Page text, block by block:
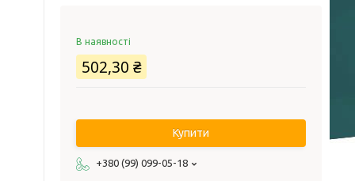
В наявності
502,30 ₴
Купити
+380 (99) 099-05-18